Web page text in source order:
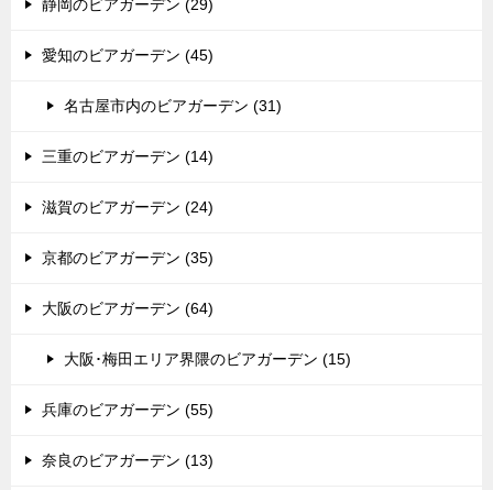
静岡のビアガーデン (29)
愛知のビアガーデン (45)
名古屋市内のビアガーデン (31)
三重のビアガーデン (14)
滋賀のビアガーデン (24)
京都のビアガーデン (35)
大阪のビアガーデン (64)
大阪･梅田エリア界隈のビアガーデン (15)
兵庫のビアガーデン (55)
奈良のビアガーデン (13)